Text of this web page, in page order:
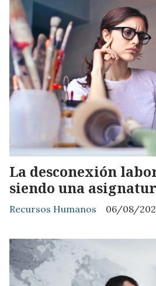
La desconexión
siendo una
Recursos Humanos 06/08/